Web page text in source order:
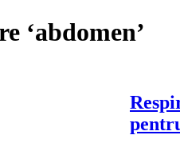
‘abdomen’